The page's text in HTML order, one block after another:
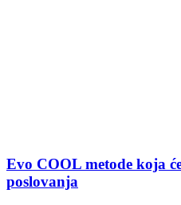
Evo COOL metode koja
poslovanja